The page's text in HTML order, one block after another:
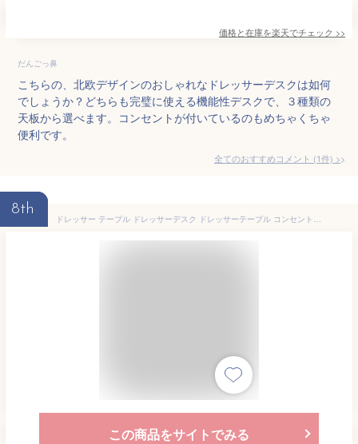
価格と在庫を楽天でチェック >>
だんごっ鼻
こちらの、北欧デザインのおしゃれなドレッサーデスクは如何
でしょうか？どちらも完璧に使える機能性デスクで、３種類の
天板から選べます。コンセントが付いているのもめちゃくちゃ
便利です。
全てのおすすめコメント (1件) >
8th
ドレッサー テーブル ドレッサーデスク ドレッサーテーブル コンセント付き スツール化粧台 メイク台 コンセント 椅子付き チェアセット コンパクト おしゃれ 北欧 可愛い 収納 デスク ホワイト ブラウン 【AR対応】
この商品をサイトでみる